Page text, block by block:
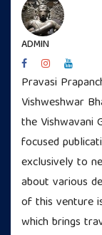
ADMIN
Pravasi
Vishweshwar
the
focused
exclusively to
about various
of this venture
which brings